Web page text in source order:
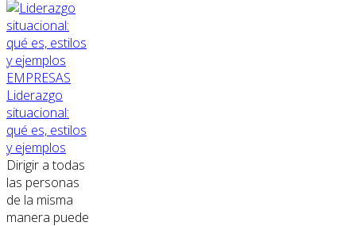
EMPRESAS
Liderazgo
situacional:
qué es, estilos
y ejemplos
Dirigir a todas
las personas
de la misma
manera puede